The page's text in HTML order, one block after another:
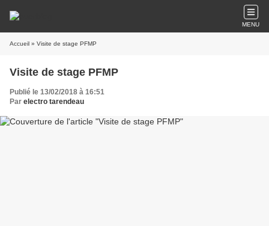
MENU
Accueil » Visite de stage PFMP
Visite de stage PFMP
Publié le 13/02/2018 à 16:51
Par electro tarendeau